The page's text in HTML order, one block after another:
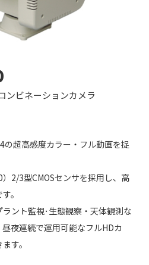
ンビネーションカメラ
の超高感度カラー・フル動画を捉
2/3型CMOSセンサを採用し、高
。
ント監視･生態観察・天体観測な
夜連続で運用可能なフルHDカ
す。